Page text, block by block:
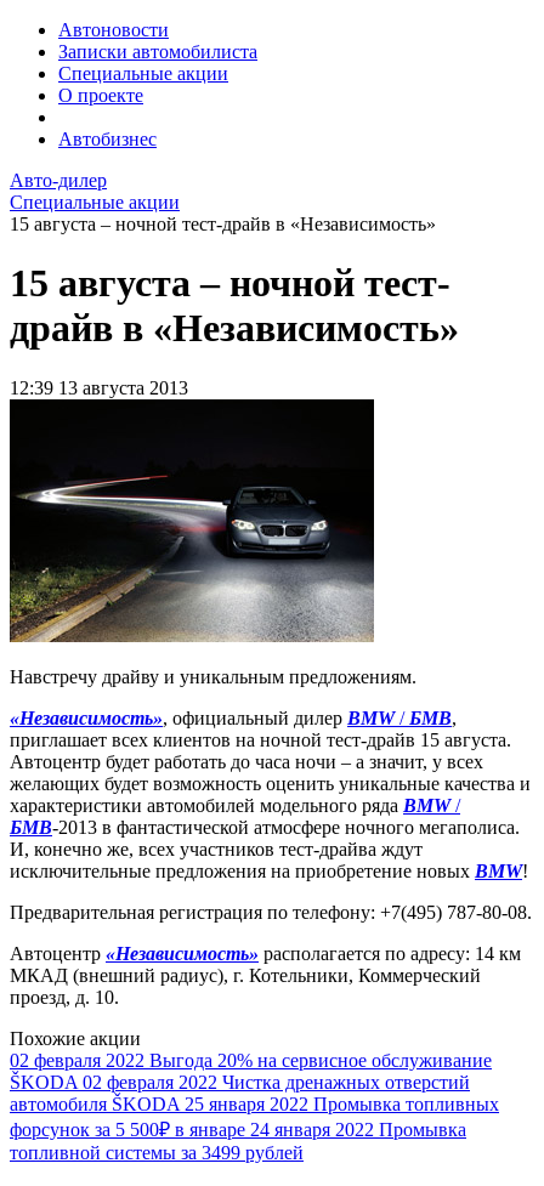
Автоновости
Записки автомобилиста
Специальные акции
О проекте
Автобизнес
Авто-дилер
Специальные акции
15 августа – ночной тест-драйв в «Независимость»
15 августа – ночной тест-
драйв в «Независимость»
12:39 13 августа 2013
Навстречу драйву и уникальным предложениям.
«Независимость», официальный дилер BMW/ БМВ,
приглашает всех клиентов на ночной тест-драйв 15 августа.
Автоцентр будет работать до часа ночи – а значит, у всех
желающих будет возможность оценить уникальные качества и
характеристики автомобилей модельного ряда BMW/
БМВ-2013 в фантастической атмосфере ночного мегаполиса.
И, конечно же, всех участников тест-драйва ждут
исключительные предложения на приобретение новых BMW!
Предварительная регистрация по телефону: +7(495) 787-80-08.
Автоцентр «Независимость» располагается по адресу: 14 км
МКАД (внешний радиус), г. Котельники, Коммерческий
проезд, д. 10.
Похожие акции
02 февраля 2022 Выгода 20% на сервисное обслуживание
ŠKODA 02 февраля 2022 Чистка дренажных отверстий
автомобиля ŠKODA 25 января 2022 Промывка топливных
форсунок за 5 500₽ в январе 24 января 2022 Промывка
топливной системы за 3499 рублей